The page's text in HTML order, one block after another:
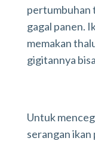
pertumbuhan
gagal panen.
memakan
gigitannya
Untuk
serangan ikan